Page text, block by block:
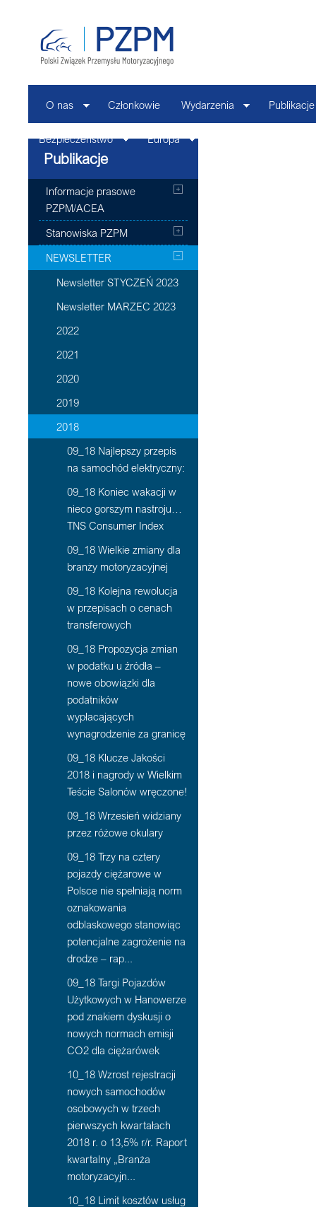
O nas Członkowie Wydarzenia Publikacje
Bezpieczeństwo Europa
Publikacje
Informacje prasowe
PZPM/ACEA
Stanowiska PZPM
NEWSLETTER
Newsletter STYCZEŃ 2023
Newsletter MARZEC 2023
2022
2021
2020
2019
2018
09_18 Najlepszy przepis
na samochód elektryczny:
09_18 Koniec wakacji w
nieco gorszym nastroju…
TNS Consumer Index
09_18 Wielkie zmiany dla
branży motoryzacyjnej
09_18 Kolejna rewolucja
w przepisach o cenach
transferowych
09_18 Propozycja zmian
w podatku u źródła –
nowe obowiązki dla
podatników
wypłacających
wynagrodzenie za granicę
09_18 Klucze Jakości
2018 i nagrody w Wielkim
Teście Salonów wręczone!
09_18 Wrzesień widziany
przez różowe okulary
09_18 Trzy na cztery
pojazdy ciężarowe w
Polsce nie spełniają norm
oznakowania
odblaskowego stanowiąc
potencjalne zagrożenie na
drodze – rap...
09_18 Targi Pojazdów
Użytkowych w Hanowerze
pod znakiem dyskusji o
nowych normach emisji
CO2 dla ciężarówek
10_18 Wzrost rejestracji
nowych samochodów
osobowych w trzech
pierwszych kwartałach
2018 r. o 13,5% r/r. Raport
kwartalny „Branża
motoryzacyjn...
10_18 Limit kosztów usług